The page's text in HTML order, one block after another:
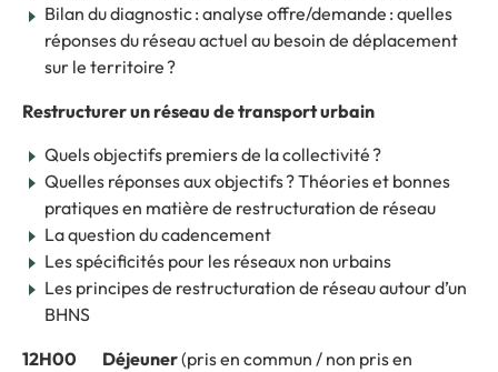
Bilan du diagnostic : analyse offre/demande : quelles
réponses du réseau actuel au besoin de déplacement
sur le territoire ?
Restructurer un réseau de transport urbain
Quels objectifs premiers de la collectivité ?
Quelles réponses aux objectifs ? Théories et bonnes
pratiques en matière de restructuration de réseau
La question du cadencement
Les spécificités pour les réseaux non urbains
Les principes de restructuration de réseau autour d’un
BHNS
12H00 Déjeuner(pris en commun / non pris en